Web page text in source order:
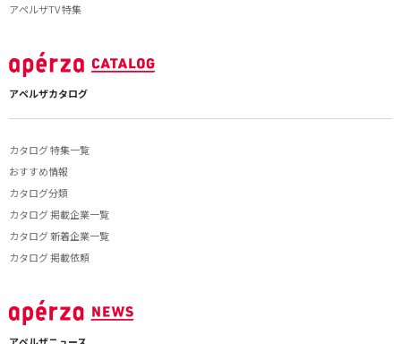
アペルザTV 特集
アペルザカタログ
カタログ 特集一覧
おすすめ情報
カタログ分類
カタログ 掲載企業一覧
カタログ 新着企業一覧
カタログ 掲載依頼